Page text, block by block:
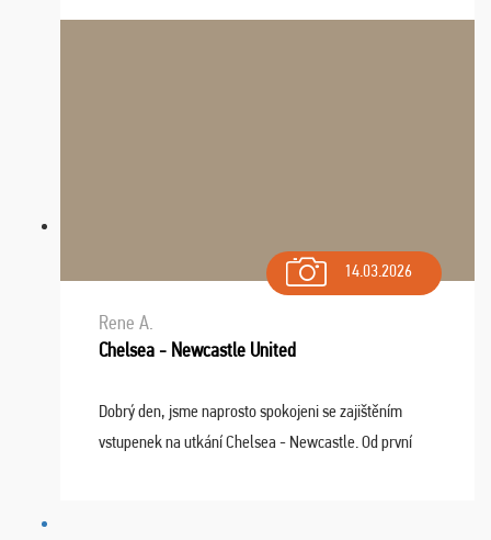
spokojnosti. Sedenie bolo dobré, štadión Barnabéu ...
14.03.2026
Rene A.
Chelsea - Newcastle United
Dobrý den, jsme naprosto spokojeni se zajištěním
vstupenek na utkání Chelsea - Newcastle. Od první